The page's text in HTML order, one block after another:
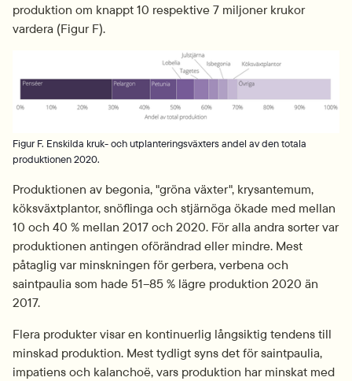
produktion om knappt 10 respektive 7 miljoner krukor
vardera (Figur F).
Figur F. Enskilda kruk- och utplanteringsväxters andel av den totala
produktionen 2020.
Produktionen av begonia, "gröna växter", krysantemum,
köksväxtplantor, snöflinga och stjärnöga ökade med mellan
10 och 40 % mellan 2017 och 2020. För alla andra sorter var
produktionen antingen oförändrad eller mindre. Mest
påtaglig var minskningen för gerbera, verbena och
saintpaulia som hade 51–85 % lägre produktion 2020 än
2017.
Flera produkter visar en kontinuerlig långsiktig tendens till
minskad produktion. Mest tydligt syns det för saintpaulia,
impatiens och kalanchoë, vars produktion har minskat med